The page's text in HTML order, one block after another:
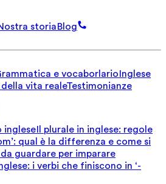
storiaBlog
e vocaborlarioInglese
della vita realeTestimonianze
ingleseIl plurale in inglese: regole
qual è la differenza e come si
guardare per imparare
i verbi che finiscono in ‘-